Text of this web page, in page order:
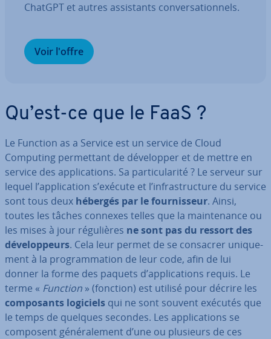
ChatGPT et autres as­sis­tants con­ver­sa­tion­nels.
Voir l'offre
Qu’est-ce que le FaaS ?
Le Function as a Service est un service de Cloud
Computing per­met­tant de dé­ve­lop­per et de mettre en
service des ap­pli­ca­tions. Sa par­ti­cu­la­rité ? Le serveur sur
lequel l’ap­pli­ca­tion s’exécute et l’in­fras­truc­ture du service
sont tous deux hébergés par le four­nis­seur. Ainsi,
toutes les tâches connexes telles que la main­te­nance ou
les mises à jour ré­gu­lières ne sont pas du ressort des
dé­ve­lop­peurs. Cela leur permet de se consacrer uni­que­
ment à la pro­gram­ma­tion de leur code, afin de lui
donner la forme des paquets d’ap­pli­ca­tions requis. Le
terme « Function » (fonction) est utilisé pour décrire les
com­po­sants logiciels qui ne sont souvent exécutés que
le temps de quelques secondes. Les ap­pli­ca­tions se
composent gé­né­ra­le­ment d’une ou plusieurs de ces